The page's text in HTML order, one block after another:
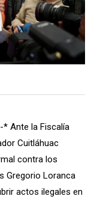
* Ante la Fiscalía
Cuitláhuac
contra los
Gregorio Loranca
actos ilegales en